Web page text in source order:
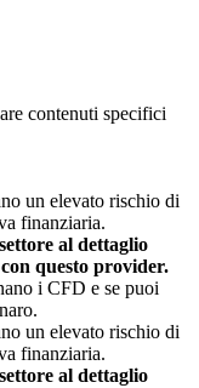
contenuti specifici
un elevato rischio di
finanziaria.
al dettaglio
questo provider.
i CFD e se puoi
un elevato rischio di
finanziaria.
al dettaglio